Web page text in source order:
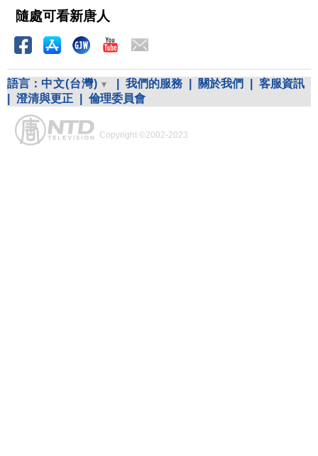
隨處可看新唐人
語言： 中文(台灣) 我們的服務 關於我們
客服資訊
澄清與更正 倫理委員會
Copyright ©2002-2023